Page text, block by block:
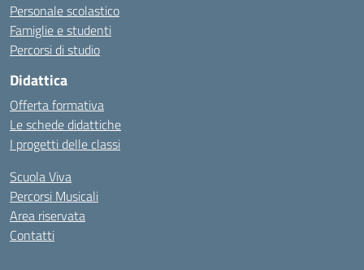
Personale scolastico
Famiglie e studenti
Percorsi di studio
Didattica
Offerta formativa
Le schede didattiche
I progetti delle classi
Scuola Viva
Percorsi Musicali
Area riservata
Contatti